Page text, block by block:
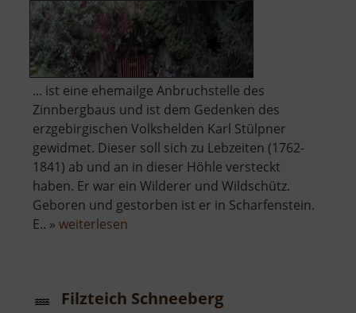
... ist eine ehemailge Anbruchstelle des
Zinnbergbaus und ist dem Gedenken des
erzgebirgischen Volkshelden Karl Stülpner
gewidmet. Dieser soll sich zu Lebzeiten (1762-
1841) ab und an in dieser Höhle versteckt
haben. Er war ein Wilderer und Wildschütz.
Geboren und gestorben ist er in Scharfenstein.
E.. » weiterlesen
Filzteich Schneeberg